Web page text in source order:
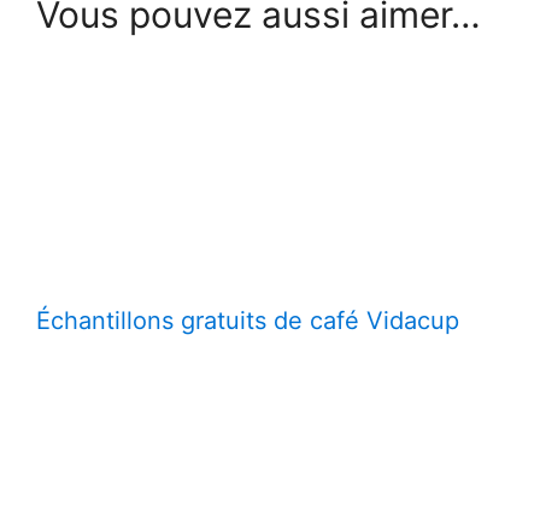
Vous pouvez aussi aimer…
Échantillons gratuits de café Vidacup